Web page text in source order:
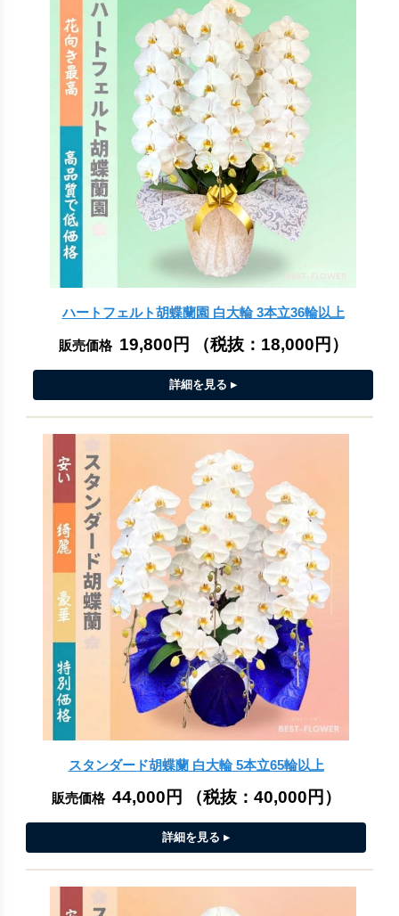
ハートフェルト胡蝶蘭園 白大輪 3本立36輪以上
販売価格 19,800円 （税抜： 18,000円 ）
スタンダード胡蝶蘭 白大輪 5本立65輪以上
販売価格 44,000円 （税抜： 40,000円 ）